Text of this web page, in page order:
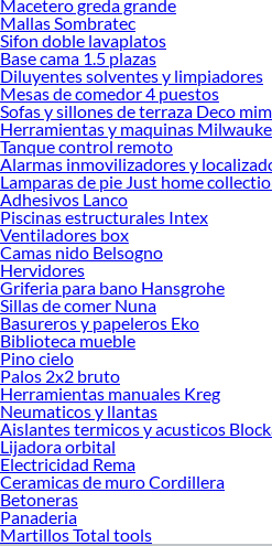
Encuentra una amplia variedad de
Sodimac. Encuentra todo lo necesario para
decoración. ¡Visítanos y haz tus ideas
Macetero greda grande
Mallas Sombratec
Sifon doble lavaplatos
Base cama 1.5 plazas
Diluyentes solventes y limpiadores
Mesas de comedor 4 puestos
Sofas y sillones de terraza Deco
Herramientas y maquinas
Tanque control remoto
Alarmas inmovilizadores y
Lamparas de pie Just home
Adhesivos Lanco
Piscinas estructurales Intex
Ventiladores box
Camas nido Belsogno
Hervidores
Griferia para bano Hansgrohe
Sillas de comer Nuna
Basureros y papeleros Eko
Biblioteca mueble
Pino cielo
Palos 2x2 bruto
Herramientas manuales Kreg
Neumaticos y llantas
Aislantes termicos y acusticos
Lijadora orbital
Electricidad Rema
Ceramicas de muro Cordillera
Betoneras
Panaderia
Martillos Total tools